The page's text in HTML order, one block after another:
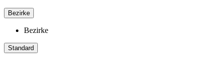
Bezirke
Bezirke
Standard